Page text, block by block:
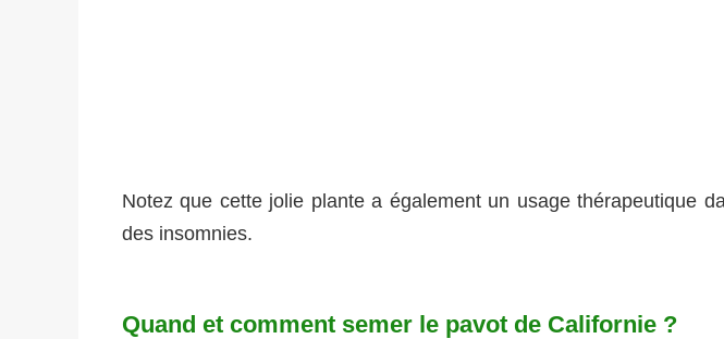
Notez que cette jolie plante a également un usage thérapeutique
des insomnies.
Quand et comment semer le pavot de Californie ?